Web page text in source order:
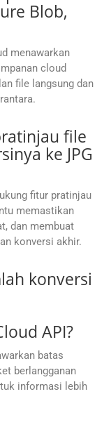
Blob,
menawarkan
cloud
file langsung dan
file
ke JPG
fitur pratinjau
memastikan
dan membuat
konversi akhir.
konversi
API?
batas
berlangganan
informasi lebih